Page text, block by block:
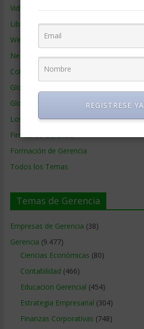
Videos de Gerencia
Libros de Gerencia
Webs de Gerencia
Negocios por País
Colaboradores de Gerencia
Glosario
Glosario Inglés – Español
Los mejores MBA
Firmas de Gerencia
Formación de Gerencia
Todos los Temas
Temas de Gerencia
Empresas de Gerencia (38)
Gerencia (9.477)
Ciencias Económicas (80)
Contabilidad (466)
Educacion Gerencial (454)
Estrategia Empresarial (304)
Finanzas Corporativas (748)
REGISTRESE YA